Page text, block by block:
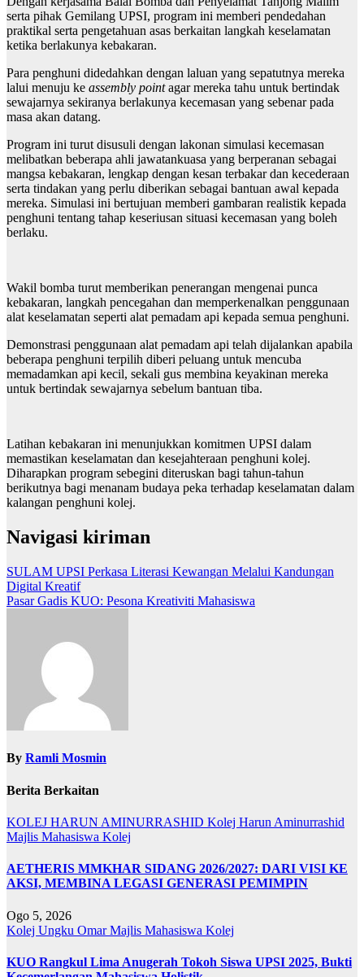
serta pihak Gemilang UPSI, program ini memberi pendedahan
praktikal serta pengetahuan asas berkaitan langkah keselamatan
ketika berlakunya kebakaran.
Para penghuni didedahkan dengan laluan yang sepatutnya mereka
lalui menuju ke assembly pointagar mereka tahu untuk bertindak
sewajarnya sekiranya berlakunya kecemasan yang sebenar pada
masa akan datang.
Program ini turut disusuli dengan lakonan simulasi kecemasan
melibatkan beberapa ahli jawatankuasa yang berperanan sebagai
mangsa kebakaran, lengkap dengan kesan terbakar dan kecederaan
serta tindakan yang perlu diberikan sebagai bantuan awal kepada
mereka. Simulasi ini bertujuan memberi gambaran realistik kepada
penghuni tentang tahap keseriusan situasi kecemasan yang boleh
berlaku.
Wakil bomba turut memberikan penerangan mengenai punca
kebakaran, langkah pencegahan dan memperkenalkan penggunaan
alat keselamatan seperti alat pemadam api kepada semua penghuni.
Demonstrasi penggunaan alat pemadam api telah dijalankan apabila
beberapa penghuni terpilih diberi peluang untuk mencuba
memadamkan api kecil, sekali gus membina keyakinan mereka
untuk bertindak sewajarnya sebelum bantuan tiba.
Latihan kebakaran ini menunjukkan komitmen UPSI dalam
memastikan keselamatan dan kesejahteraan penghuni kolej.
Diharapkan program sebegini diteruskan bagi tahun-tahun
berikutnya bagi menanam budaya peka terhadap keselamatan dalam
kalangan penghuni kolej.
Navigasi kiriman
SULAM UPSI Perkasa Literasi Kewangan Melalui Kandungan
Digital Kreatif
Pasar Gadis KUO: Pesona Kreativiti Mahasiswa
By Ramli Mosmin
Berita Berkaitan
KOLEJ HARUN AMINURRASHID Kolej Harun Aminurrashid
Majlis Mahasiswa Kolej
AETHERIS MMKHAR SIDANG 2026/2027: DARI VISI KE
AKSI, MEMBINA LEGASI GENERASI PEMIMPIN
Ogo 5, 2026
Kolej Ungku OmarMajlis Mahasiswa Kolej
KUO Rangkul Lima Anugerah Tokoh Siswa UPSI 2025, Bukti